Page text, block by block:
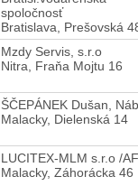
spoločnosť
Bratislava, Prešovská
Mzdy Servis, s.r.o
Nitra, Fraňa Mojtu 16
ŠČEPÁNEK Dušan,
Malacky, Dielenská 14
LUCITEX-MLM s.r.o /
Malacky, Záhorácka 46